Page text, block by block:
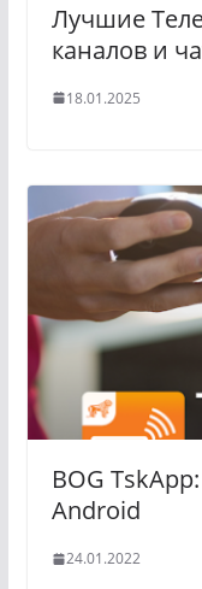
Лучшие
каналов и
18.01.2025
BOG
Android
24.01.2022